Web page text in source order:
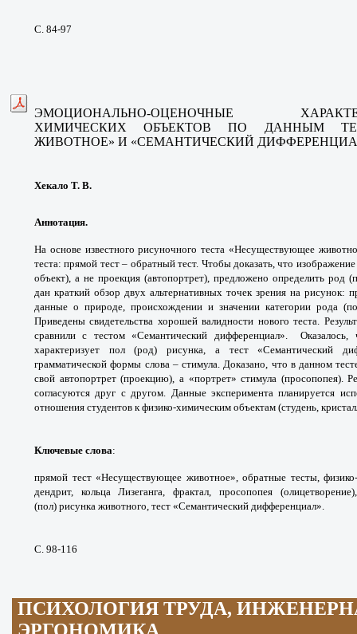
С. 84-97
ЭМОЦИОНАЛЬНО-ОЦЕНОЧНЫЕ
ХИМИЧЕСКИХОБЪЕКТОВ ПО ДАННЫМ
ЖИВОТНОЕ» И «СЕМАНТИЧЕСКИЙ
Хекало Т. В.
Аннотация.
На основе известного рисуночноготеста «Несуществующее
теста: прямой тест – обратный тест. Чтобы доказать,что
объект), а не проекция (автопортрет), предложено определить род
дан краткий обзор двух альтернативных точек зрения на рисунок:
данные о природе, происхождении и значении категории рода
Приведены свидетельства хорошей валидности нового теста.
сравнилис тестом «Семантический дифференциал».
характеризует пол (род) рисунка, а тест «Семантический
грамматической формы слова – стимула. Доказано, что в данном
свой автопортрет (проекцию), а «портрет» стимула (просопопея).
согласуются друг с другом. Данные эксперимента планируется
отношения студентов к физико-химическим объектам (студень,
Ключевые слова:
прямой тест «Несуществующее животное», обратные тесты,
дендрит, кольцаЛизеганга, фрактал, просопопея
(пол) рисунка животного, тест «Семантический дифференциал».
С. 98-116
ПСИХОЛОГИЯ ТРУДА,